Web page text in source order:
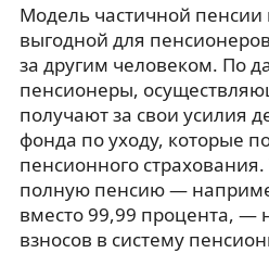
Модель частичной
выгодной для
за другим человеком. По
пенсионеры,
получают за свои усилия
фонда по уходу, которые
пенсионного
полную пенсию —
вместо 99,99 процента, —
взносов в систему